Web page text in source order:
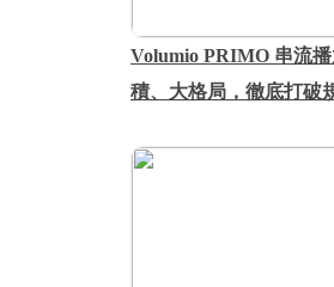
Volumio PRIMO 串流
積、大格局，徹底打破